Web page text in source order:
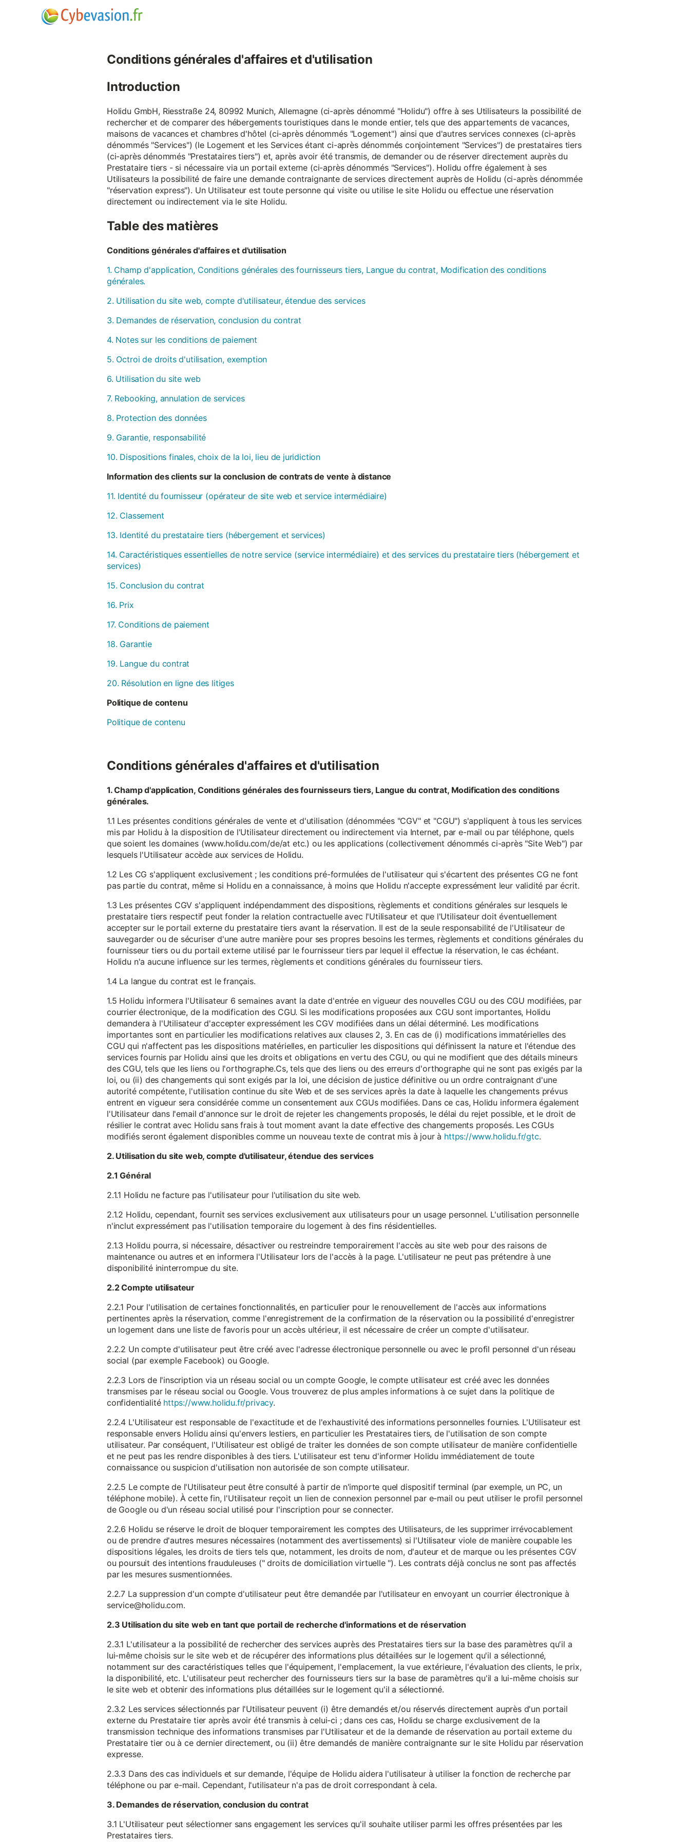
Conditions générales d'affaires et d'utilisation
Introduction
Holidu GmbH, Riesstraße 24, 80992 Munich, Allemagne (ci-après dénommé "Holidu") offre à ses Utilisateurs la possibilité de
rechercher et de comparer des hébergements touristiques dans le monde entier, tels que des appartements de vacances,
maisons de vacances et chambres d'hôtel (ci-après dénommés "Logement") ainsi que d'autres services connexes (ci-après
dénommés "Services") (le Logement et les Services étant ci-après dénommés conjointement "Services") de prestataires tiers
(ci-après dénommés "Prestataires tiers") et, après avoir été transmis, de demander ou de réserver directement auprès du
Prestataire tiers - si nécessaire via un portail externe (ci-après dénommés "Services"). Holidu offre également à ses
Utilisateurs la possibilité de faire une demande contraignante de services directement auprès de Holidu (ci-après dénommée
"réservation express"). Un Utilisateur est toute personne qui visite ou utilise le site Holidu ou effectue une réservation
directement ou indirectement via le site Holidu.
Table des matières
Conditions générales d'affaires et d'utilisation
1. Champ d'application, Conditions générales des fournisseurs tiers, Langue du contrat, Modification des conditions
générales.
2. Utilisation du site web, compte d'utilisateur, étendue des services
3. Demandes de réservation, conclusion du contrat
4. Notes sur les conditions de paiement
5. Octroi de droits d'utilisation, exemption
6. Utilisation du site web
7. Rebooking, annulation de services
8. Protection des données
9. Garantie, responsabilité
10. Dispositions finales, choix de la loi, lieu de juridiction
Information des clients sur la conclusion de contrats de vente à distance
11. Identité du fournisseur (opérateur de site web et service intermédiaire)
12. Classement
13. Identité du prestataire tiers (hébergement et services)
14. Caractéristiques essentielles de notre service (service intermédiaire) et des services du prestataire tiers (hébergement et
services)
15. Conclusion du contrat
16. Prix
17. Conditions de paiement
18. Garantie
19. Langue du contrat
20. Résolution en ligne des litiges
Politique de contenu
Politique de contenu
Conditions générales d'affaires et d'utilisation
1. Champ d'application, Conditions générales des fournisseurs tiers, Langue du contrat, Modification des conditions
générales.
1.1 Les présentes conditions générales de vente et d'utilisation (dénommées "CGV" et "CGU") s'appliquent à tous les services
mis par Holidu à la disposition de l'Utilisateur directement ou indirectement via Internet, par e-mail ou par téléphone, quels
que soient les domaines (www.holidu.com/de/at etc.) ou les applications (collectivement dénommés ci-après "Site Web") par
lesquels l'Utilisateur accède aux services de Holidu.
1.2 Les CG s'appliquent exclusivement ; les conditions pré-formulées de l'utilisateur qui s'écartent des présentes CG ne font
pas partie du contrat, même si Holidu en a connaissance, à moins que Holidu n'accepte expressément leur validité par écrit.
1.3 Les présentes CGV s'appliquent indépendamment des dispositions, règlements et conditions générales sur lesquels le
prestataire tiers respectif peut fonder la relation contractuelle avec l'Utilisateur et que l'Utilisateur doit éventuellement
accepter sur le portail externe du prestataire tiers avant la réservation. Il est de la seule responsabilité de l'Utilisateur de
sauvegarder ou de sécuriser d'une autre manière pour ses propres besoins les termes, règlements et conditions générales du
fournisseur tiers ou du portail externe utilisé par le fournisseur tiers par lequel il effectue la réservation, le cas échéant.
Holidu n'a aucune influence sur les termes, règlements et conditions générales du fournisseur tiers.
1.4 La langue du contrat est le français.
1.5 Holidu informera l'Utilisateur 6 semaines avant la date d'entrée en vigueur des nouvelles CGU ou des CGU modifiées, par
courrier électronique, de la modification des CGU. Si les modifications proposées aux CGU sont importantes, Holidu
demandera à l'Utilisateur d'accepter expressément les CGV modifiées dans un délai déterminé. Les modifications
importantes sont en particulier les modifications relatives aux clauses 2, 3. En cas de (i) modifications immatérielles des
CGU qui n'affectent pas les dispositions matérielles, en particulier les dispositions qui définissent la nature et l'étendue des
services fournis par Holidu ainsi que les droits et obligations en vertu des CGU, ou qui ne modifient que des détails mineurs
des CGU, tels que les liens ou l'orthographe.Cs, tels que des liens ou des erreurs d'orthographe qui ne sont pas exigés par la
loi, ou (ii) des changements qui sont exigés par la loi, une décision de justice définitive ou un ordre contraignant d'une
autorité compétente, l'utilisation continue du site Web et de ses services après la date à laquelle les changements prévus
entrent en vigueur sera considérée comme un consentement aux CGUs modifiées. Dans ce cas, Holidu informera également
l'Utilisateur dans l'email d'annonce sur le droit de rejeter les changements proposés, le délai du rejet possible, et le droit de
résilier le contrat avec Holidu sans frais à tout moment avant la date effective des changements proposés. Les CGUs
modifiés seront également disponibles comme un nouveau texte de contrat mis à jour à https://www.holidu.fr/gtc.
2. Utilisation du site web, compte d'utilisateur, étendue des services
2.1 Général
2.1.1 Holidu ne facture pas l'utilisateur pour l'utilisation du site web.
2.1.2 Holidu, cependant, fournit ses services exclusivement aux utilisateurs pour un usage personnel. L'utilisation personnelle
n'inclut expressément pas l'utilisation temporaire du logement à des fins résidentielles.
2.1.3 Holidu pourra, si nécessaire, désactiver ou restreindre temporairement l'accès au site web pour des raisons de
maintenance ou autres et en informera l'Utilisateur lors de l'accès à la page. L'utilisateur ne peut pas prétendre à une
disponibilité ininterrompue du site.
2.2 Compte utilisateur
2.2.1 Pour l'utilisation de certaines fonctionnalités, en particulier pour le renouvellement de l'accès aux informations
pertinentes après la réservation, comme l'enregistrement de la confirmation de la réservation ou la possibilité d'enregistrer
un logement dans une liste de favoris pour un accès ultérieur, il est nécessaire de créer un compte d'utilisateur.
2.2.2 Un compte d'utilisateur peut être créé avec l'adresse électronique personnelle ou avec le profil personnel d'un réseau
social (par exemple Facebook) ou Google.
2.2.3 Lors de l'inscription via un réseau social ou un compte Google, le compte utilisateur est créé avec les données
transmises par le réseau social ou Google. Vous trouverez de plus amples informations à ce sujet dans la politique de
confidentialité https://www.holidu.fr/privacy.
2.2.4 L'Utilisateur est responsable de l'exactitude et de l'exhaustivité des informations personnelles fournies. L'Utilisateur est
responsable envers Holidu ainsi qu'envers lestiers, en particulier les Prestataires tiers, de l'utilisation de son compte
utilisateur. Par conséquent, l'Utilisateur est obligé de traiter les données de son compte utilisateur de manière confidentielle
et ne peut pas les rendre disponibles à des tiers. L'utilisateur est tenu d'informer Holidu immédiatement de toute
connaissance ou suspicion d'utilisation non autorisée de son compte utilisateur.
2.2.5 Le compte de l'Utilisateur peut être consulté à partir de n'importe quel dispositif terminal (par exemple, un PC, un
téléphone mobile). À cette fin, l'Utilisateur reçoit un lien de connexion personnel par e-mail ou peut utiliser le profil personnel
de Google ou d'un réseau social utilisé pour l'inscription pour se connecter.
2.2.6 Holidu se réserve le droit de bloquer temporairement les comptes des Utilisateurs, de les supprimer irrévocablement
ou de prendre d'autres mesures nécessaires (notamment des avertissements) si l'Utilisateur viole de manière coupable les
dispositions légales, les droits de tiers tels que, notamment, les droits de nom, d'auteur et de marque ou les présentes CGV
ou poursuit des intentions frauduleuses (" droits de domiciliation virtuelle "). Les contrats déjà conclus ne sont pas affectés
par les mesures susmentionnées.
2.2.7 La suppression d'un compte d'utilisateur peut être demandée par l'utilisateur en envoyant un courrier électronique à
service@holidu.com.
2.3 Utilisation du site web en tant que portail de recherche d'informations et de réservation
2.3.1 L'utilisateur a la possibilité de rechercher des services auprès des Prestataires tiers sur la base des paramètres qu'il a
lui-même choisis sur le site web et de récupérer des informations plus détaillées sur le logement qu'il a sélectionné,
notamment sur des caractéristiques telles que l'équipement, l'emplacement, la vue extérieure, l'évaluation des clients, le prix,
la disponibilité, etc. L'utilisateur peut rechercher des fournisseurs tiers sur la base de paramètres qu'il a lui-même choisis sur
le site web et obtenir des informations plus détaillées sur le logement qu'il a sélectionné.
2.3.2 Les services sélectionnés par l'Utilisateur peuvent (i) être demandés et/ou réservés directement auprès d'un portail
externe du Prestataire tier après avoir été transmis à celui-ci ; dans ces cas, Holidu se charge exclusivement de la
transmission technique des informations transmises par l'Utilisateur et de la demande de réservation au portail externe du
Prestataire tier ou à ce dernier directement, ou (ii) être demandés de manière contraignante sur le site Holidu par réservation
expresse.
2.3.3 Dans des cas individuels et sur demande, l'équipe de Holidu aidera l'utilisateur à utiliser la fonction de recherche par
téléphone ou par e-mail. Cependant, l'utilisateur n'a pas de droit correspondant à cela.
3. Demandes de réservation, conclusion du contrat
3.1 L'Utilisateur peut sélectionner sans engagement les services qu'il souhaite utiliser parmi les offres présentées par les
Prestataires tiers.